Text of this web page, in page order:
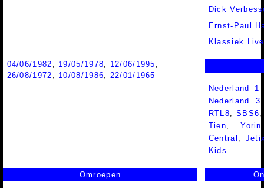
Dick
Ernst-Paul
Klassiek Live
04/06/1982 , 19/05/1978, 12/06/1995 ,
26/08/1972 , 10/08/1986, 22/01/1965
Nederland
Nederland
RTL8 ,SBS6
Tien ,Yorin
Central
Kids
Omroepen